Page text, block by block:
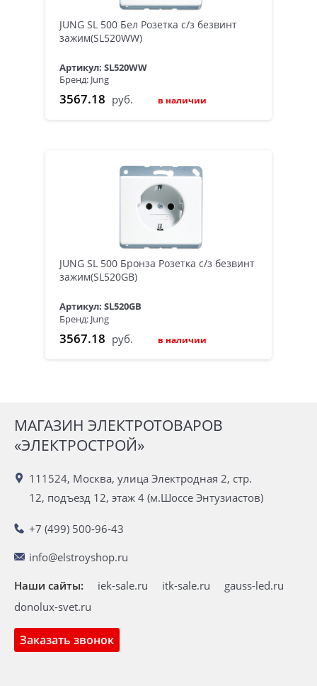
JUNG SL 500 Бел Розетка с/з безвинт
зажим(SL520WW)
Артикул: SL520WW
Бренд: Jung
3567.18 руб. в наличии
JUNG SL 500 Бронза Розетка с/з безвинт
зажим(SL520GB)
Артикул: SL520GB
Бренд: Jung
3567.18 руб. в наличии
МАГАЗИН ЭЛЕКТРОТОВАРОВ
«ЭЛЕКТРОСТРОЙ»
111524, Москва, улица Электродная 2, стр.
12, подъезд 12, этаж 4 (м.Шоссе Энтузиастов)
+7 (499) 500-96-43
info@elstroyshop.ru
Заказать звонок
Наши сайты: iek-sale.ru itk-sale.ru
gauss-led.ru
donolux-svet.ru